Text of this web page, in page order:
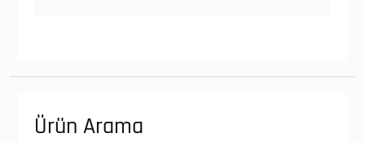
Ürün Arama